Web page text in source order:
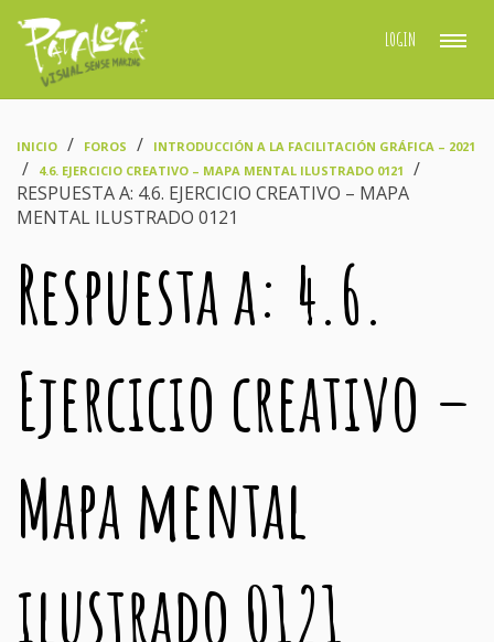
LOGIN
INICIO FOROS INTRODUCCIÓN A LA FACILITACIÓN GRÁFICA – 2021
4.6. EJERCICIO CREATIVO – MAPA MENTAL ILUSTRADO 0121
RESPUESTA A: 4.6. EJERCICIO CREATIVO – MAPA
MENTAL ILUSTRADO 0121
Respuesta a: 4.6.
Ejercicio creativo –
Mapa mental
ilustrado 0121